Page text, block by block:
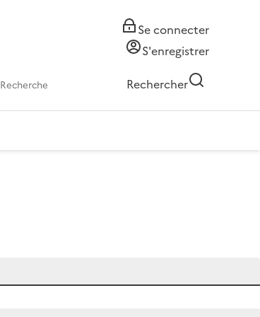
Se connecter
S'enregistrer
Rechercher